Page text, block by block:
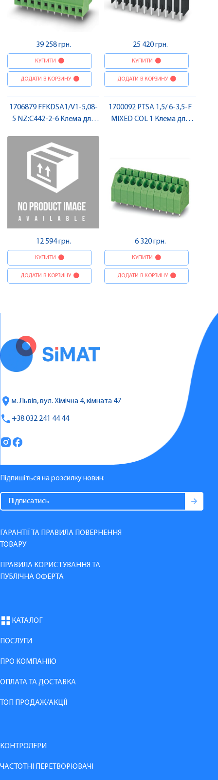
39 258 грн.
КУПИТИ
ДОДАТИ В КОРЗИНУ
25 420 грн.
КУПИТИ
ДОДАТИ В КОРЗИНУ
1706879 FFKDSA1/V1-5,08-
5 NZ:C442-2-6 Клема для
Pheonix Contact
12 594 грн.
КУПИТИ
ДОДАТИ В КОРЗИНУ
1700092 PTSA 1,5/ 6-3,5-F
MIXED COL 1 Клема для
6 320 грн.
КУПИТИ
ДОДАТИ В КОРЗИНУ
м. Львів, вул. Хімічна 4, кімната 47
+38 032 241 44 44
Підпишіться на розсилку новин:
ГАРАНТІЇ ТА ПРАВИЛА ПОВЕРНЕННЯ
ТОВАРУ
ПРАВИЛА КОРИСТУВАННЯ ТА
ПУБЛІЧНА ОФЕРТА
КАТАЛОГ
ПОСЛУГИ
ПРО КОМПАНІЮ
ОПЛАТА ТА ДОСТАВКА
ТОП ПРОДАЖ/АКЦІЇ
КОНТРОЛЕРИ
ЧАСТОТНІ ПЕРЕТВОРЮВАЧІ